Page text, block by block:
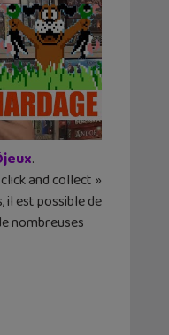
.
and collect »
il est possible de
nombreuses